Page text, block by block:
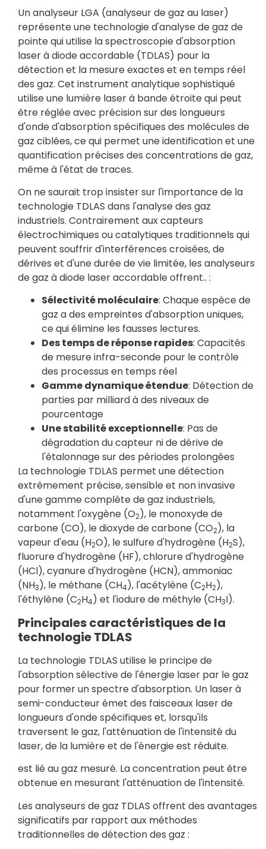
Un analyseur LGA (analyseur de gaz au laser)
représente une technologie d'analyse de gaz de
pointe qui utilise la spectroscopie d'absorption
laser à diode accordable (TDLAS) pour la
détection et la mesure exactes et en temps réel
des gaz. Cet instrument analytique sophistiqué
utilise une lumière laser à bande étroite qui peut
être réglée avec précision sur des longueurs
d'onde d'absorption spécifiques des molécules de
gaz ciblées, ce qui permet une identification et une
quantification précises des concentrations de gaz,
même à l'état de traces.
On ne saurait trop insister sur l'importance de la
technologie TDLAS dans l'analyse des gaz
industriels. Contrairement aux capteurs
électrochimiques ou catalytiques traditionnels qui
peuvent souffrir d'interférences croisées, de
dérives et d'une durée de vie limitée, les analyseurs
de gaz à diode laser accordable offrent.. :
Sélectivité moléculaire: Chaque espèce de
gaz a des empreintes d'absorption uniques,
ce qui élimine les fausses lectures.
Des temps de réponse rapides: Capacités
de mesure infra-seconde pour le contrôle
des processus en temps réel
Gamme dynamique étendue: Détection de
parties par milliard à des niveaux de
pourcentage
Une stabilité exceptionnelle: Pas de
dégradation du capteur ni de dérive de
l'étalonnage sur des périodes prolongées
La technologie TDLAS permet une détection
extrêmement précise, sensible et non invasive
d'une gamme complète de gaz industriels,
notamment l'oxygène (O2), le monoxyde de
carbone (CO), le dioxyde de carbone (CO2), la
vapeur d'eau (H2O), le sulfure d'hydrogène (H2S),
fluorure d'hydrogène (HF), chlorure d'hydrogène
(HCl), cyanure d'hydrogène (HCN), ammoniac
(NH3), le méthane (CH4), l'acétylène (C2H2),
l'éthylène (C2H4) et l'iodure de méthyle (CH3I).
Principales caractéristiques de la
technologie TDLAS
La technologie TDLAS utilise le principe de
l'absorption sélective de l'énergie laser par le gaz
pour former un spectre d'absorption. Un laser à
semi-conducteur émet des faisceaux laser de
longueurs d'onde spécifiques et, lorsqu'ils
traversent le gaz, l'atténuation de l'intensité du
laser, de la lumière et de l'énergie est réduite.
est lié au gaz mesuré. La concentration peut être
obtenue en mesurant l'atténuation de l'intensité.
Les analyseurs de gaz TDLAS offrent des avantages
significatifs par rapport aux méthodes
traditionnelles de détection des gaz :